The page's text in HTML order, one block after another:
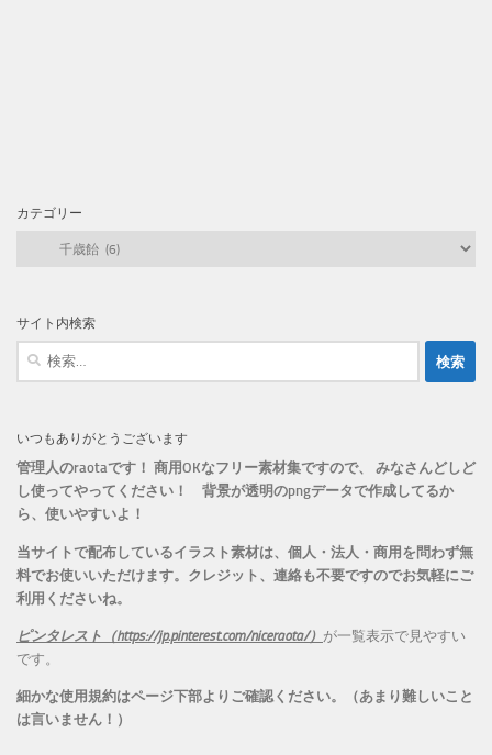
カテゴリー
ー
サイト内検索
検
いつもありがとうございます
管理人のraotaです！ 商用OKなフリー素材集ですので、 みなさんどしど
し使ってやってください！ 背景が透明のpngデータで作成してるか
ら、 使いやすいよ！
当サイトで配布しているイラスト素材は、個人・法人・商用を問わず無
料でお使いいただけます。 クレジット、連絡も不要ですのでお気軽にご
利用くださいね。
ピンタレスト（https://jp.pinterest.com/niceraota/） が一覧表示で見やすい
です。
細かな使用規約はページ下部よりご確認ください。（あまり難しいこと
は言いません！）